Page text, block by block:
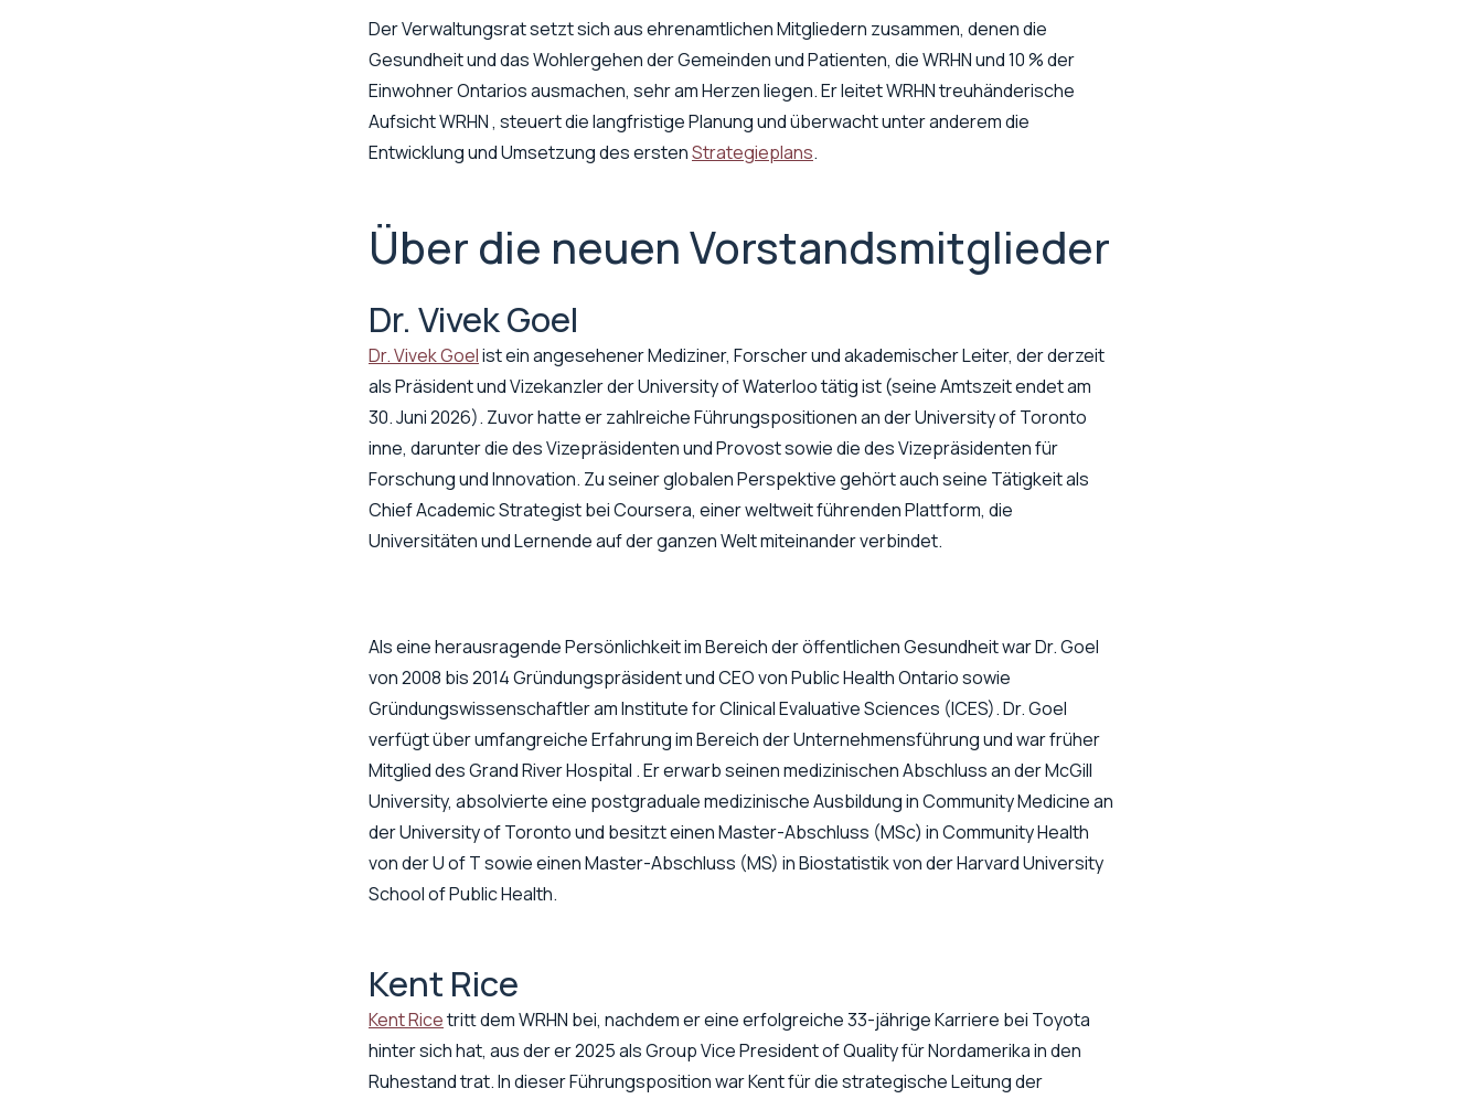
Der Verwaltungsrat setzt sich aus ehrenamtlichen Mitgliedern zusammen, denen die
Gesundheit und das Wohlergehen der Gemeinden und Patienten, die WRHN und 10 % der
Einwohner Ontarios ausmachen, sehr am Herzen liegen. Er leitet WRHN treuhänderische
Aufsicht WRHN , steuert die langfristige Planung und überwacht unter anderem die
Entwicklung und Umsetzung des erstenStrategieplans.
Über die neuen Vorstandsmitglieder
Dr. Vivek Goel
Dr. Vivek Goelist ein angesehener Mediziner, Forscher und akademischer Leiter, der derzeit
als Präsident und Vizekanzler der University of Waterloo tätig ist (seine Amtszeit endet am
30. Juni 2026). Zuvor hatte er zahlreiche Führungspositionen an der University of Toronto
inne, darunter die des Vizepräsidenten und Provost sowie die des Vizepräsidenten für
Forschung und Innovation. Zu seiner globalen Perspektive gehört auch seine Tätigkeit als
Chief Academic Strategist bei Coursera, einer weltweit führenden Plattform, die
Universitäten und Lernende auf der ganzen Welt miteinander verbindet.
Als eine herausragende Persönlichkeit im Bereich der öffentlichen Gesundheit war Dr. Goel
von 2008 bis 2014 Gründungspräsident und CEO von Public Health Ontario sowie
Gründungswissenschaftler am Institute for Clinical Evaluative Sciences (ICES). Dr. Goel
verfügt über umfangreiche Erfahrung im Bereich der Unternehmensführung und war früher
Mitglied des Grand River Hospital . Er erwarb seinen medizinischen Abschluss an der McGill
University, absolvierte eine postgraduale medizinische Ausbildung in Community Medicine an
der University of Toronto und besitzt einen Master-Abschluss (MSc) in Community Health
von der U of T sowie einen Master-Abschluss (MS) in Biostatistik von der Harvard University
School of Public Health.
Kent Rice
Kent Ricetritt dem WRHN bei, nachdem er eine erfolgreiche 33-jährige Karriere bei Toyota
hinter sich hat, aus der er 2025 als Group Vice President of Quality für Nordamerika in den
Ruhestand trat. In dieser Führungsposition war Kent für die strategische Leitung der